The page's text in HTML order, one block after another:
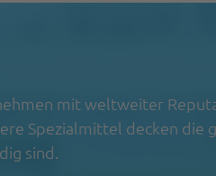
mit weltweiter
Spezialmittel decken die
sind.